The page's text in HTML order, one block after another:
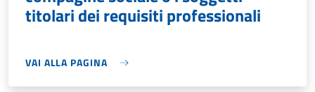
titolari dei requisiti professionali
VAI ALLA PAGINA